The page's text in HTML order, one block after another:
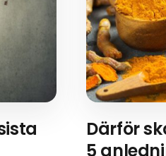
Därför
5